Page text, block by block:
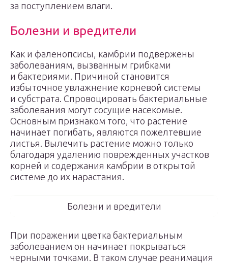
за поступлением влаги.
Болезни и вредители
Как и фаленопсисы, камбрии подвержены
заболеваниям, вызванным грибками
и бактериями. Причиной становится
избыточное увлажнение корневой системы
и субстрата. Спровоцировать бактериальные
заболевания могут сосущие насекомые.
Основным признаком того, что растение
начинает погибать, являются пожелтевшие
листья. Вылечить растение можно только
благодаря удалению поврежденных участков
корней и содержания камбрии в открытой
системе до их нарастания.
Болезни и вредители
При поражении цветка бактериальным
заболеванием он начинает покрываться
черными точками. В таком случае реанимация